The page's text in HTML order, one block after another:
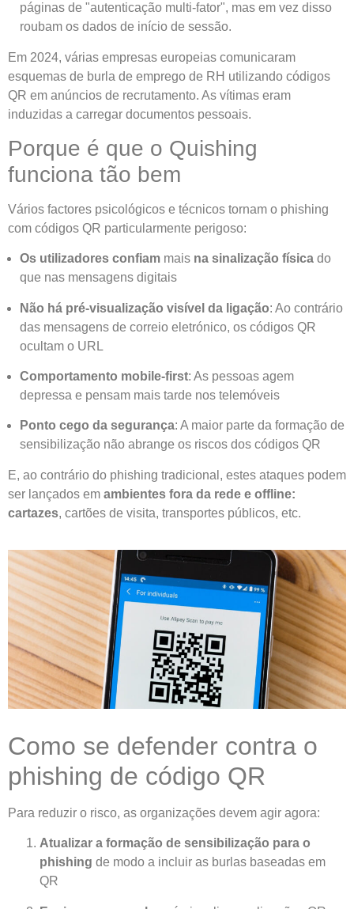
páginas de "autenticação multi-fator", mas em vez disso
roubam os dados de início de sessão.
Em 2024, várias empresas europeias comunicaram
esquemas de burla de emprego de RH utilizando códigos
QR em anúncios de recrutamento. As vítimas eram
induzidas a carregar documentos pessoais.
Porque é que o Quishing
funciona tão bem
Vários factores psicológicos e técnicos tornam o phishing
com códigos QR particularmente perigoso:
Os utilizadores confiam mais na sinalização física do
que nas mensagens digitais
Não há pré-visualização visível da ligação: Ao contrário
das mensagens de correio eletrónico, os códigos QR
ocultam o URL
Comportamento mobile-first: As pessoas agem
depressa e pensam mais tarde nos telemóveis
Ponto cego da segurança: A maior parte da formação de
sensibilização não abrange os riscos dos códigos QR
E, ao contrário do phishing tradicional, estes ataques podem
ser lançados em ambientes fora da rede e offline:
cartazes, cartões de visita, transportes públicos, etc.
Como se defender contra o
phishing de código QR
Para reduzir o risco, as organizações devem agir agora:
Atualizar a formação de sensibilização para o
phishing de modo a incluir as burlas baseadas em
QR